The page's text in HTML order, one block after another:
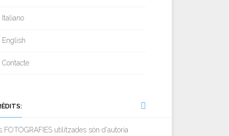
Italiano
English
Contacte
FOTOGRAFIES utilitzades són d'autoria